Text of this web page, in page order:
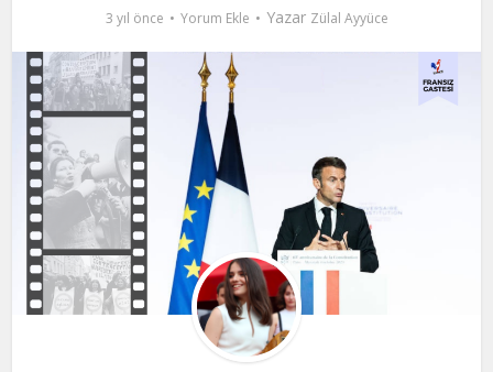
3 yıl önce Yorum Ekle Yazar Zülal Ayyüce